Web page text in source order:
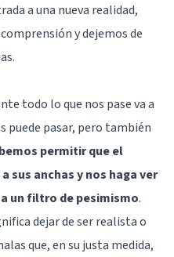
a una nueva realidad,
y dejemos de
todo lo que nos pase va a
puede pasar, pero también
permitir que el
sus anchas y nos haga ver
un filtro de pesimismo.
dejar de ser realista o
que, en su justa medida,